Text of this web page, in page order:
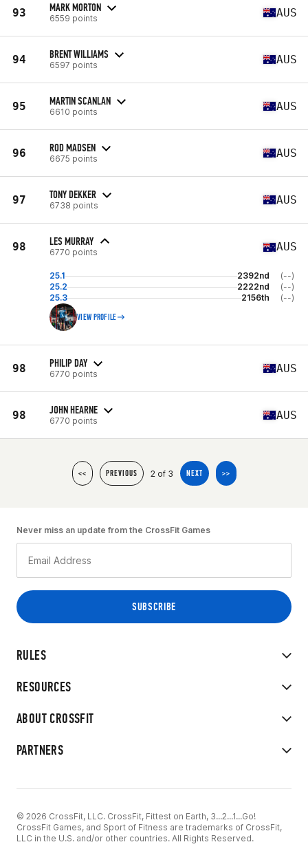
93 MARK MORTON
6559 points AUS
94 BRENT WILLIAMS
6597 points AUS
95 MARTIN SCANLAN
6610 points AUS
96 ROD MADSEN
6675 points AUS
97 TONY DEKKER
6738 points AUS
98 LES MURRAY
6770 points AUS
25.1 2392nd
(--)
25.2
2222nd
(--)
25.3
2156th (--)
VIEW PROFILE
98 PHILIP DAY
6770 points AUS
98 JOHN HEARNE
6770 points AUS
<< PREVIOUS 2 of 3 NEXT >>
RULES
RESOURCES
ABOUT CROSSFIT
PARTNERS
Never miss an update from the CrossFit Games
© 2026 CrossFit, LLC. CrossFit, Fittest on Earth, 3...2...1...Go!
CrossFit Games, and Sport of Fitness are trademarks of CrossFit,
LLC in the U.S. and/or other countries. All Rights Reserved.